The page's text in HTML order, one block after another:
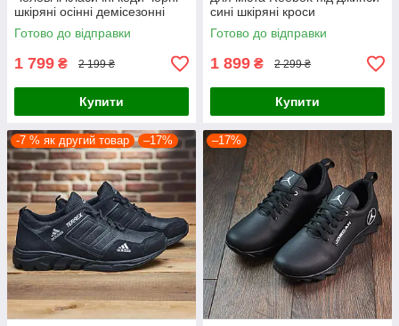
шкіряні осінні демісезонні
Готово до відправки
1 799 ₴ 2 199 ₴
Купити
сині шкіряні кроси
демісезонні весна
осінь повсякденні
Готово до відправки
1 899 ₴ 2 299 ₴
Купити
-7 % як другий товар –17% –17%